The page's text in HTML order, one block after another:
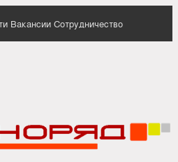
Вакансии Сотрудничество